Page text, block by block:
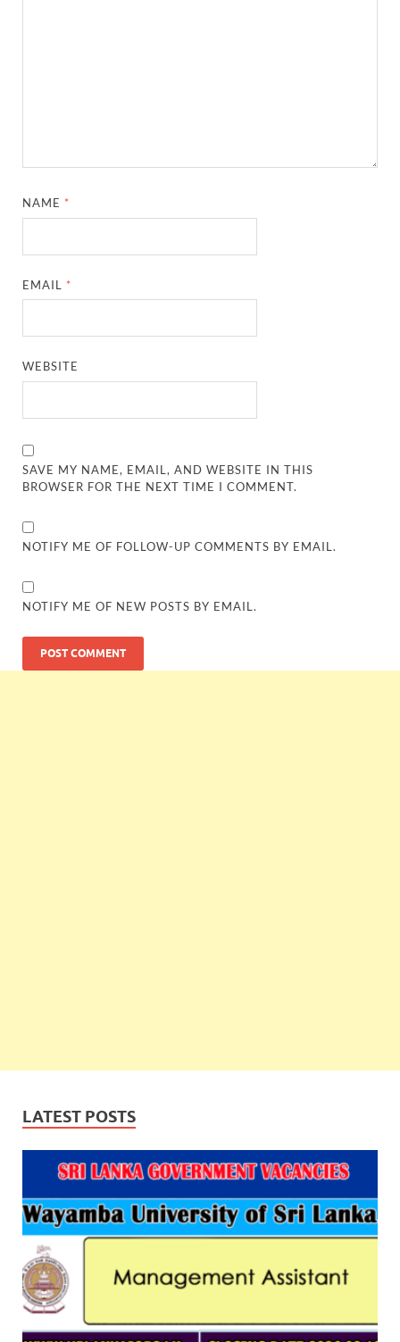
NAME *
EMAIL *
WEBSITE
SAVE MY NAME, EMAIL, AND WEBSITE IN THIS
BROWSER FOR THE NEXT TIME I COMMENT.
NOTIFY ME OF FOLLOW-UP COMMENTS BY EMAIL.
NOTIFY ME OF NEW POSTS BY EMAIL.
LATEST POSTS